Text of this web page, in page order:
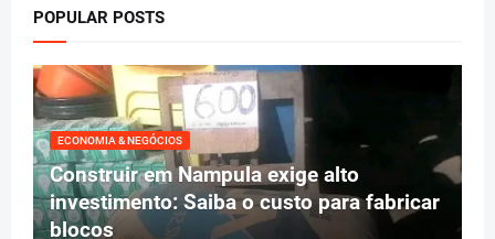
POPULAR POSTS
ECONOMIA & NEGÓCIOS
Construir em Nampula exige alto
investimento: Saiba o custo para fabricar
blocos